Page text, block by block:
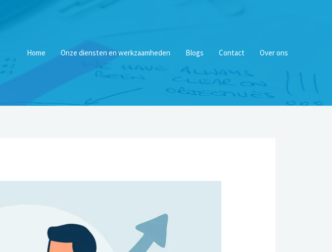
Home Onze diensten en werkzaamheden Blogs Contact Over ons